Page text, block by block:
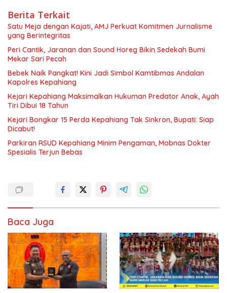
Berita Terkait
Satu Meja dengan Kajati, AMJ Perkuat Komitmen Jurnalisme
yang Berintegritas
Peri Cantik, Jaranan dan Sound Horeg Bikin Sedekah Bumi
Mekar Sari Pecah
Bebek Naik Pangkat! Kini Jadi Simbol Kamtibmas Andalan
Kapolres Kepahiang
Kejari Kepahiang Maksimalkan Hukuman Predator Anak, Ayah
Tiri Dibui 18 Tahun
Kejari Bongkar 15 Perda Kepahiang Tak Sinkron, Bupati: Siap
Dicabut!
Parkiran RSUD Kepahiang Minim Pengaman, Mobnas Dokter
Spesialis Terjun Bebas
Baca Juga